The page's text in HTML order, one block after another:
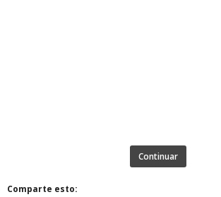
Continuar
Comparte esto: